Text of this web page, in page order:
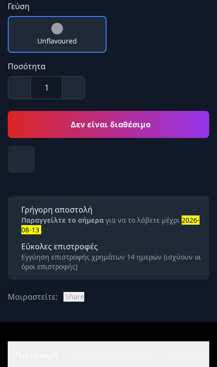
Γεύση
Unflavoured
Ποσότητα
Δεν είναι διαθέσιμο
Γρήγορη αποστολή
Παραγγείλτε το σήμερα για να το λάβετε μέχρι 2026-
08-13 .
Εύκολες επιστροφές
Εγγύηση επιστροφής χρημάτων 14 ημερών (ισχύουν οι
όροι επιστροφής)
Μοιραστείτε: Share